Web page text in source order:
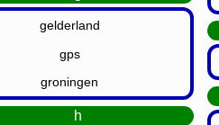
gelderland
gps
groningen
h